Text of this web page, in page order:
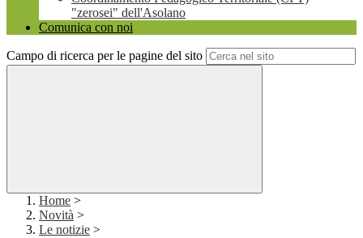
"zerosei" dell'Asolano
Comunica con noi
Campo di ricerca per le pagine del sito
Home >
Novità >
Le notizie >